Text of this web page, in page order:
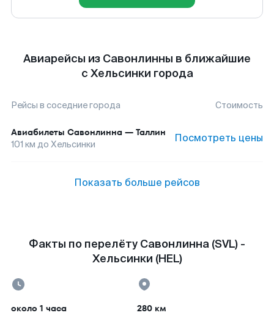
Авиарейсы из Савонлинны в ближайшие
с Хельсинки города
Рейсы в соседние города Стоимость
Авиабилеты Савонлинна — Таллин
101 км до Хельсинки Посмотреть цены
Показать больше рейсов
Факты по перелёту Савонлинна (SVL) -
Хельсинки (HEL)
около 1 часа 280 км